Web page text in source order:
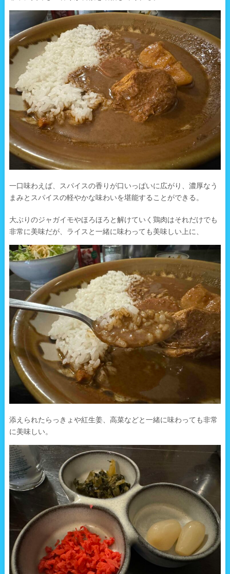
一口味わえば、スパイスの香りが口いっぱいに広がり、濃厚なう
まみとスパイスの軽やかな味わいを堪能することができる。
大ぶりのジャガイモやほろほろと解けていく鶏肉はそれだけでも
非常に美味だが、ライスと一緒に味わっても美味しい上に、
添えられたらっきょや紅生姜、高菜などと一緒に味わっても非常
に美味しい。